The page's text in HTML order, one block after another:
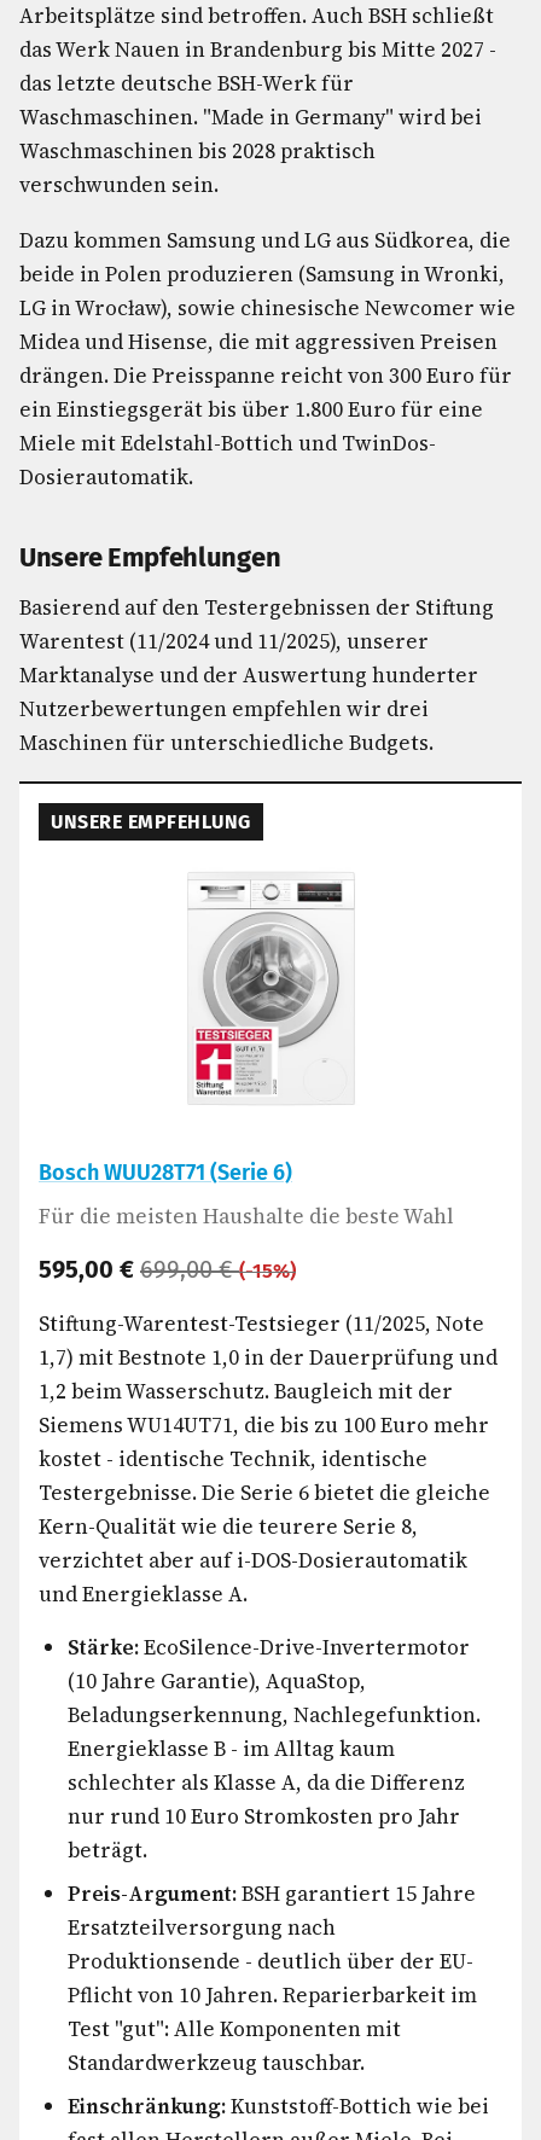
Arbeitsplätze sind betroffen. Auch BSH schließt
das Werk Nauen in Brandenburg bis Mitte 2027 -
das letzte deutsche BSH-Werk für
Waschmaschinen. "Made in Germany" wird bei
Waschmaschinen bis 2028 praktisch
verschwunden sein.
Dazu kommen Samsung und LG aus Südkorea, die
beide in Polen produzieren (Samsung in Wronki,
LG in Wrocław), sowie chinesische Newcomer wie
Midea und Hisense, die mit aggressiven Preisen
drängen. Die Preisspanne reicht von 300 Euro für
ein Einstiegsgerät bis über 1.800 Euro für eine
Miele mit Edelstahl-Bottich und TwinDos-
Dosierautomatik.
Unsere Empfehlungen
Basierend auf den Testergebnissen der Stiftung
Warentest (11/2024 und 11/2025), unserer
Marktanalyse und der Auswertung hunderter
Nutzerbewertungen empfehlen wir drei
Maschinen für unterschiedliche Budgets.
UNSERE EMPFEHLUNG
Bosch WUU28T71 (Serie 6)
Für die meisten Haushalte die beste Wahl
595,00 € 699,00 €(-15%)
Stiftung-Warentest-Testsieger (11/2025, Note
1,7) mit Bestnote 1,0 in der Dauerprüfung und
1,2 beim Wasserschutz. Baugleich mit der
Siemens WU14UT71, die bis zu 100 Euro mehr
kostet - identische Technik, identische
Testergebnisse. Die Serie 6 bietet die gleiche
Kern-Qualität wie die teurere Serie 8,
verzichtet aber auf i-DOS-Dosierautomatik
und Energieklasse A.
Stärke:EcoSilence-Drive-Invertermotor
(10 Jahre Garantie), AquaStop,
Beladungserkennung, Nachlegefunktion.
Energieklasse B - im Alltag kaum
schlechter als Klasse A, da die Differenz
nur rund 10 Euro Stromkosten pro Jahr
beträgt.
Preis-Argument:BSH garantiert 15 Jahre
Ersatzteilversorgung nach
Produktionsende - deutlich über der EU-
Pflicht von 10 Jahren. Reparierbarkeit im
Test "gut": Alle Komponenten mit
Standardwerkzeug tauschbar.
Einschränkung:Kunststoff-Bottich wie bei